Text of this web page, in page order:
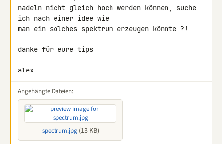
nadeln nicht gleich hoch werden können, suche
ich nach einer idee wie
man ein solches spektrum erzeugen könnte ?!
danke für eure tips
alex
Angehängte Dateien:
spectrum.jpg(13 KB)